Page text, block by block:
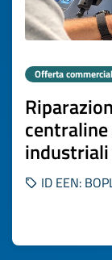
Offerta
industriali
ID EEN: